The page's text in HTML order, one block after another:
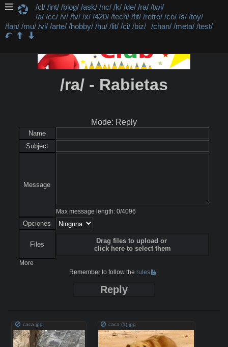
/cl/ /int/ /blog/ /ask/ /nc/ /k/ /de/ /ra/ /twi/
/a/ /cc/ /v/ /tv/ /x/ /420/ /tech/ /fit/ /retro/ /co/ /s/ /toy/
/fan/ /mu/ /vi/ /arte/ /hobby/ /hu/ /lit/ /ci/ /biz/ /chan/ /meta/ /test/
/ra/ - Rabietas
Mode: Reply
Name
Subject
Message
Max message length: 0/4096
Opciones
Files
Drag files to upload or
click here to select them
More
Remember to follow therules
Reply
caca.jpg caca (1).jpg